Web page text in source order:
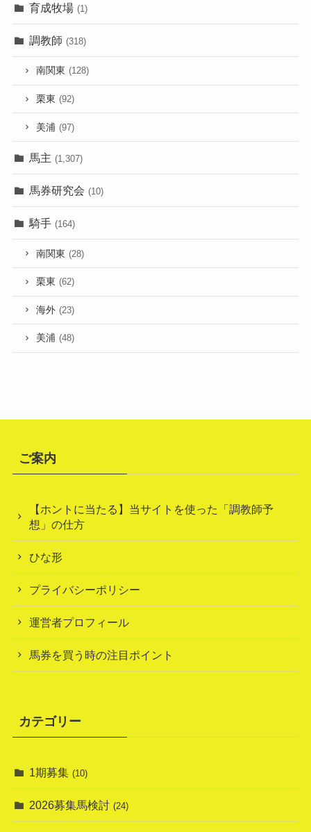
育成牧場 (1)
調教師 (318)
南関東 (128)
栗東 (92)
美浦 (97)
馬主 (1,307)
馬券研究会 (10)
騎手 (164)
南関東 (28)
栗東 (62)
海外 (23)
美浦 (48)
ご案内
【ホントに当たる】当サイトを使った「調教師予
想」の仕方
ひな形
プライバシーポリシー
運営者プロフィール
馬券を買う時の注目ポイント
カテゴリー
1期募集 (10)
2026募集馬検討 (24)